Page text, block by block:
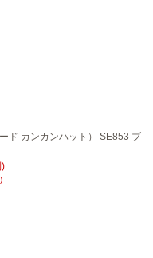
ド カンカンハット） SE853 ブ
)